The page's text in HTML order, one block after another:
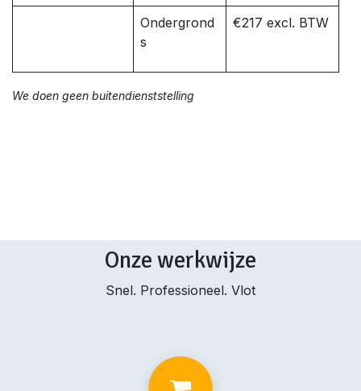
Ondergrond
s
€217 excl. BTW
We doen geen buitendienststelling
Onze werkwijze
Snel. Professioneel. Vlot